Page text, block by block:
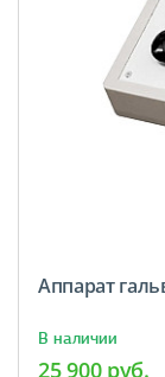
Аппарат
В наличии
25 900 руб.